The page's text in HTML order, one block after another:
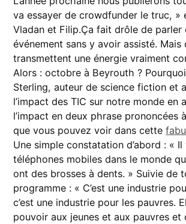
va essayer de crowdfunder le truc, »
Vladan et Filip.Ça fait drôle de parler
événement sans y avoir assisté. Mais
transmettent une énergie vraiment
Alors : octobre à Beyrouth ?
Sterling, auteur de science fiction et
l’impact des TIC sur notre monde en
l’impact en deux phrase prononcées
que vous pouvez voir dans cette
Une simple constatation d’abord : «
téléphones mobiles dans le monde
ont des brosses à dents. » Suivie de
programme : « C’est une industrie
c’est une industrie pour les pauvres.
pouvoir aux jeunes et aux pauvres et